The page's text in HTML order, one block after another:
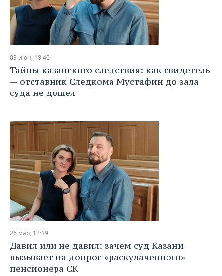
ОТКРЫТАЯ ЛЕКЦИЯ
БАСКЕТБОЛ
ВОЛЕЙБОЛ
КИБЕРСПОРТ
ФИГУРНОЕ КАТАНИЕ
ВОДНЫЕ ВИДЫ СПОРТА
ХОККЕЙ С МЯЧОМ
ИНФРАСТРУКТУРА
ИСТОРИЯ
КУЛЬТУРА
МЕДИЦИНА
ОБРАЗОВАНИЕ
ПРОИСШЕСТВИЯ
СПРАВОЧНИК
СПИСОК ПЕРСОН
СПИСОК КОМПАНИЙ
ПОЛНАЯ ВЕРСИЯ
03 июн, 18:40
Тайны казанского следствия: как свидетель
— отставник Следкома Мустафин до зала
суда не дошел
26 мар, 12:19
Давил или не давил: зачем суд Казани
вызывает на допрос «раскулаченного»
пенсионера СК